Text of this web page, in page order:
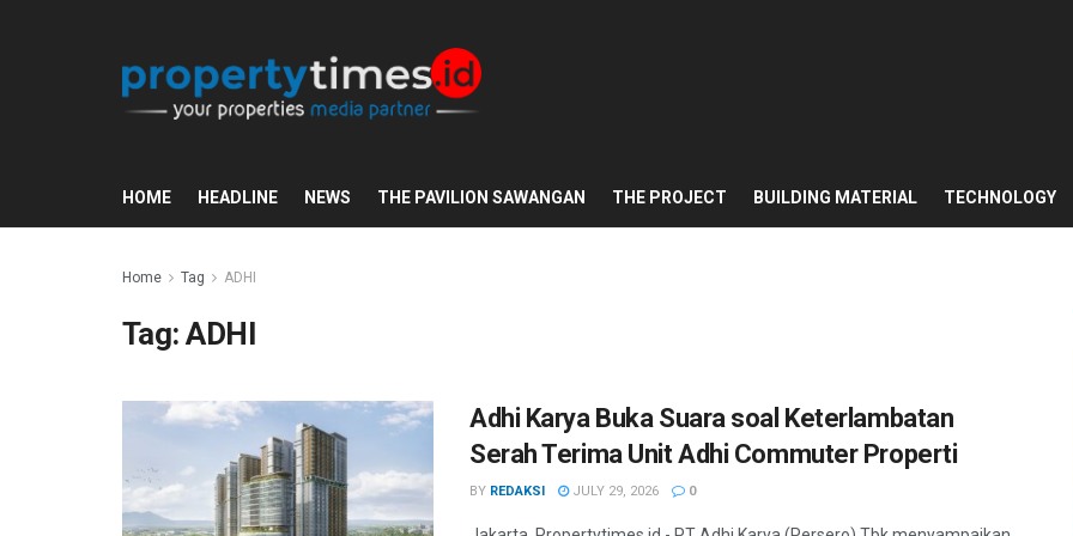
HOME HEADLINE NEWS THE PAVILION SAWANGAN THE PROJECT BUILDING MATERIAL TECHNOLOGY
Home Tag ADHI
Tag:ADHI
Adhi Karya Buka Suara soal Keterlambatan
Serah Terima Unit Adhi Commuter Properti
BY REDAKSI JULY 29, 2026 0